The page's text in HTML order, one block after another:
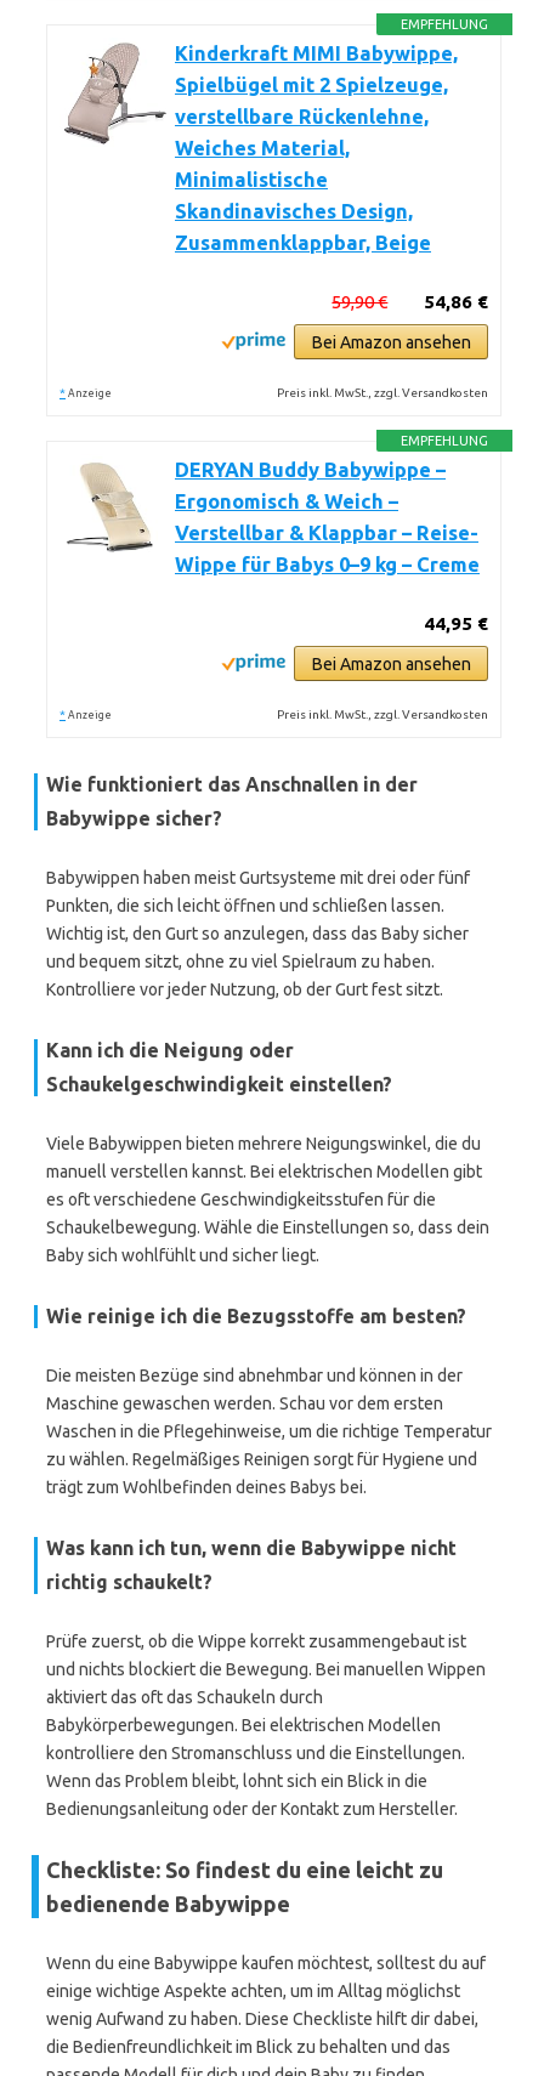
EMPFEHLUNG
Kinderkraft MIMI Babywippe,
Spielbügel mit 2 Spielzeuge,
verstellbare Rückenlehne,
Weiches Material,
Minimalistische
Skandinavisches Design,
Zusammenklappbar, Beige
54,86 €
59,90 €
Bei Amazon ansehen
* Anzeige Preis inkl. MwSt., zzgl. Versandkosten
EMPFEHLUNG
DERYAN Buddy Babywippe –
Ergonomisch & Weich –
Verstellbar & Klappbar – Reise-
Wippe für Babys 0–9 kg – Creme
44,95 €
Bei Amazon ansehen
* Anzeige Preis inkl. MwSt., zzgl. Versandkosten
Wie funktioniert das Anschnallen in der
Babywippe sicher?
Babywippen haben meist Gurtsysteme mit drei oder fünf
Punkten, die sich leicht öffnen und schließen lassen.
Wichtig ist, den Gurt so anzulegen, dass das Baby sicher
und bequem sitzt, ohne zu viel Spielraum zu haben.
Kontrolliere vor jeder Nutzung, ob der Gurt fest sitzt.
Kann ich die Neigung oder
Schaukelgeschwindigkeit einstellen?
Viele Babywippen bieten mehrere Neigungswinkel, die du
manuell verstellen kannst. Bei elektrischen Modellen gibt
es oft verschiedene Geschwindigkeitsstufen für die
Schaukelbewegung. Wähle die Einstellungen so, dass dein
Baby sich wohlfühlt und sicher liegt.
Wie reinige ich die Bezugsstoffe am besten?
Die meisten Bezüge sind abnehmbar und können in der
Maschine gewaschen werden. Schau vor dem ersten
Waschen in die Pflegehinweise, um die richtige Temperatur
zu wählen. Regelmäßiges Reinigen sorgt für Hygiene und
trägt zum Wohlbefinden deines Babys bei.
Was kann ich tun, wenn die Babywippe nicht
richtig schaukelt?
Prüfe zuerst, ob die Wippe korrekt zusammengebaut ist
und nichts blockiert die Bewegung. Bei manuellen Wippen
aktiviert das oft das Schaukeln durch
Babykörperbewegungen. Bei elektrischen Modellen
kontrolliere den Stromanschluss und die Einstellungen.
Wenn das Problem bleibt, lohnt sich ein Blick in die
Bedienungsanleitung oder der Kontakt zum Hersteller.
Checkliste: So findest du eine leicht zu
bedienende Babywippe
Wenn du eine Babywippe kaufen möchtest, solltest du auf
einige wichtige Aspekte achten, um im Alltag möglichst
wenig Aufwand zu haben. Diese Checkliste hilft dir dabei,
die Bedienfreundlichkeit im Blick zu behalten und das